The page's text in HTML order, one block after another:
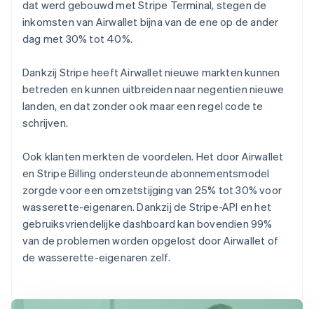
dat werd gebouwd met Stripe Terminal, stegen de
inkomsten van Airwallet bijna van de ene op de ander
dag met 30% tot 40%.
Dankzij Stripe heeft Airwallet nieuwe markten kunnen
betreden en kunnen uitbreiden naar negentien nieuwe
landen, en dat zonder ook maar een regel code te
schrijven.
Ook klanten merkten de voordelen. Het door Airwallet
en Stripe Billing ondersteunde abonnementsmodel
zorgde voor een omzetstijging van 25% tot 30% voor
wasserette-eigenaren. Dankzij de Stripe-API en het
gebruiksvriendelijke dashboard kan bovendien 99%
van de problemen worden opgelost door Airwallet of
de wasserette-eigenaren zelf.